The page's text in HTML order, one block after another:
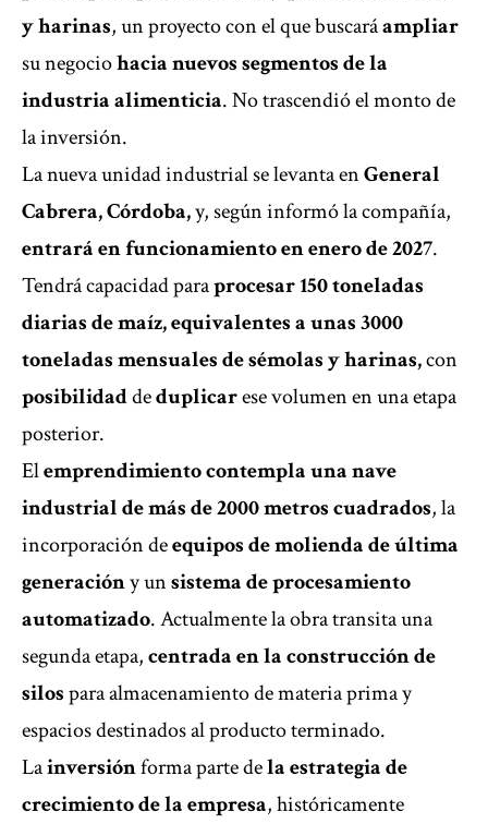
y harinas, un proyecto con el que buscaráampliar
su negociohacia nuevos segmentos de la
industria alimenticia. No trascendió el monto de
la inversión.
La nueva unidad industrial se levanta enGeneral
Cabrera, Córdoba,y, según informó la compañía,
entrará en funcionamiento en enero de 2027.
Tendrá capacidad paraprocesar 150 toneladas
diarias de maíz, equivalentes a unas 3000
toneladas mensuales de sémolas y harinas,con
posibilidaddeduplicarese volumen en una etapa
posterior.
Elemprendimiento contempla una nave
industrial de más de 2000metros cuadrados, la
incorporación deequipos de molienda de última
generacióny unsistema de procesamiento
automatizado. Actualmente la obra transita una
segunda etapa,centrada en la construcción de
silospara almacenamiento de materia prima y
espacios destinados al producto terminado.
Lainversiónforma parte dela estrategia de
crecimiento de la empresa, históricamente